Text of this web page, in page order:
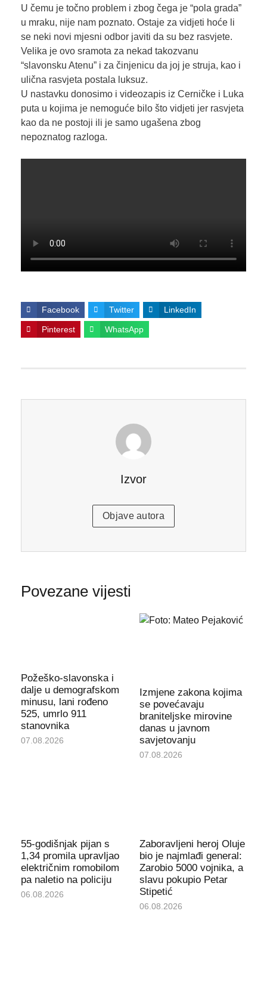
U čemu je točno problem i zbog čega je “pola grada”
u mraku, nije nam poznato. Ostaje za vidjeti hoće li
se neki novi mjesni odbor javiti da su bez rasvjete.
Velika je ovo sramota za nekad takozvanu
“slavonsku Atenu” i za činjenicu da joj je struja, kao i
ulična rasvjeta postala luksuz.
U nastavku donosimo i videozapis iz Cerničke i Luka
puta u kojima je nemoguće bilo što vidjeti jer rasvjeta
kao da ne postoji ili je samo ugašena zbog
nepoznatog razloga.
Facebook Twitter LinkedIn
Pinterest WhatsApp
Izvor
Objave autora
Povezane vijesti
Požeško-slavonska i
dalje u demografskom
minusu, lani rođeno
525, umrlo 911
stanovnika
07.08.2026
Izmjene zakona kojima
se povećavaju
braniteljske mirovine
danas u javnom
savjetovanju
07.08.2026
55-godišnjak pijan s
1,34 promila upravljao
električnim romobilom
pa naletio na policiju
06.08.2026
Zaboravljeni heroj Oluje
bio je najmlađi general:
Zarobio 5000 vojnika, a
slavu pokupio Petar
Stipetić
06.08.2026